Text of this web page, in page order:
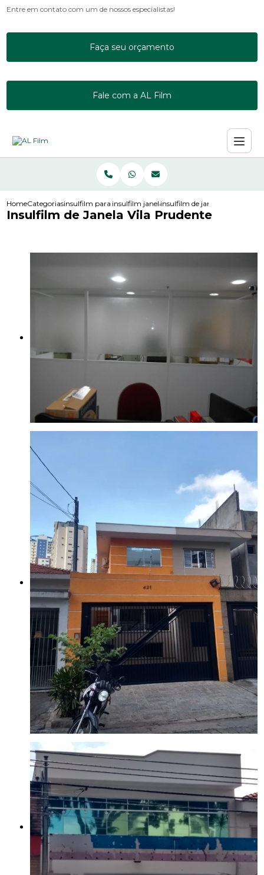
Entre em contato com um de nossos especialistas!
Faça seu orçamento
Fale com a AL Film
HomeCategoriasinsulfilm para janelasinsulfilm janela residencialinsulfilm de janela vila
Insulfilm de Janela Vila Prudente